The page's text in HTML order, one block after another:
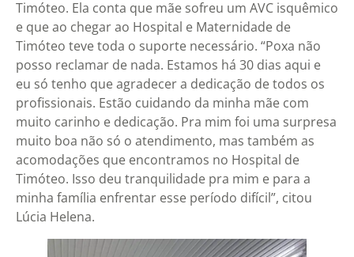
Timóteo. Ela conta que mãe sofreu um AVC isquêmico
e que ao chegar ao Hospital e Maternidade de
Timóteo teve toda o suporte necessário. “Poxa não
posso reclamar de nada. Estamos há 30 dias aqui e
eu só tenho que agradecer a dedicação de todos os
profissionais. Estão cuidando da minha mãe com
muito carinho e dedicação. Pra mim foi uma surpresa
muito boa não só o atendimento, mas também as
acomodações que encontramos no Hospital de
Timóteo. Isso deu tranquilidade pra mim e para a
minha família enfrentar esse período difícil”, citou
Lúcia Helena.